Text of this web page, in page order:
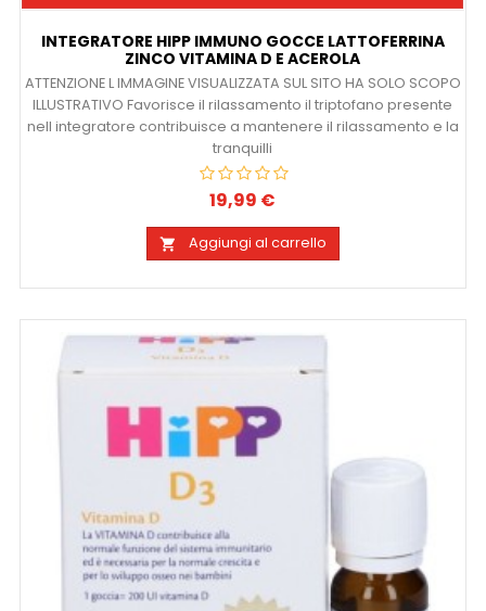
INTEGRATORE HIPP IMMUNO GOCCE LATTOFERRINA
ZINCO VITAMINA D E ACEROLA
ATTENZIONE L IMMAGINE VISUALIZZATA SUL SITO HA SOLO SCOPO
ILLUSTRATIVO Favorisce il rilassamento il triptofano presente
nell integratore contribuisce a mantenere il rilassamento e la
tranquilli
Prezzo
19,99 €
 Aggiungi al carrello